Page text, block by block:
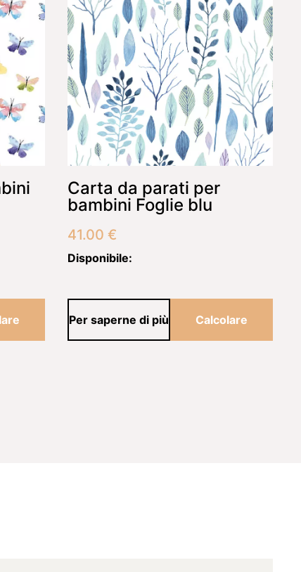
Carta da parati per
bambini Foglie blu
41.00 €
Disponibile:
Per saperne di più Calcolare